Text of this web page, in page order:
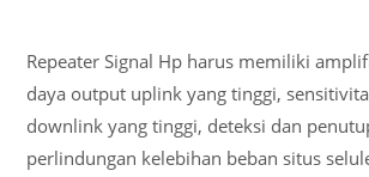
Repeater Signal Hp harus memiliki
daya output uplink yang tinggi,
downlink yang tinggi, deteksi dan
perlindungan kelebihan beban situs